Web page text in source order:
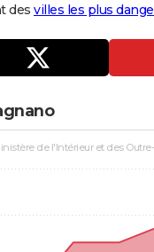
des villes les plus
de l'Intérieur et des